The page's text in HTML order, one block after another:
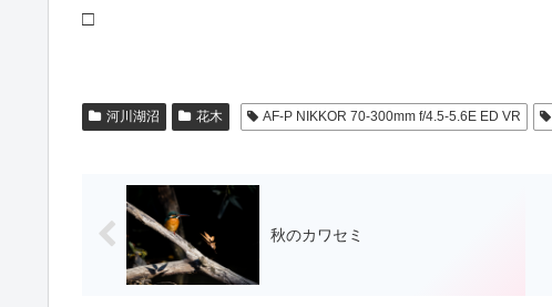
□
河川湖沼 花木 AF-P NIKKOR 70-300mm f/4.5-5.6E ED VR
秋のカワセミ